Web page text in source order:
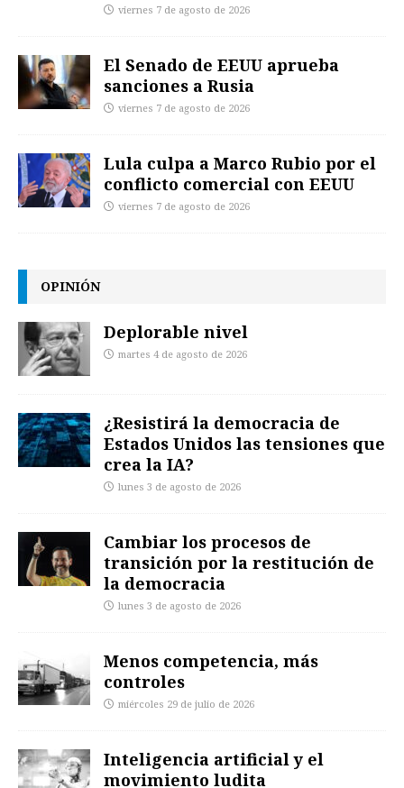
viernes 7 de agosto de 2026
El Senado de EEUU aprueba
sanciones a Rusia
viernes 7 de agosto de 2026
Lula culpa a Marco Rubio por el
conflicto comercial con EEUU
viernes 7 de agosto de 2026
OPINIÓN
Deplorable nivel
martes 4 de agosto de 2026
¿Resistirá la democracia de
Estados Unidos las tensiones que
crea la IA?
lunes 3 de agosto de 2026
Cambiar los procesos de
transición por la restitución de
la democracia
lunes 3 de agosto de 2026
Menos competencia, más
controles
miércoles 29 de julio de 2026
Inteligencia artificial y el
movimiento ludita